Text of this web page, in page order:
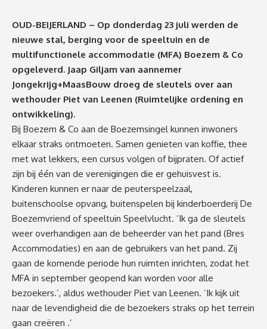
OUD-BEIJERLAND – Op donderdag 23 juli werden de
nieuwe stal, berging voor de speeltuin en de
multifunctionele accommodatie (MFA) Boezem & Co
opgeleverd. Jaap Giljam van aannemer
Jongekrijg+MaasBouw droeg de sleutels over aan
wethouder Piet van Leenen (Ruimtelijke ordening en
ontwikkeling).
Bij Boezem & Co aan de Boezemsingel kunnen inwoners
elkaar straks ontmoeten. Samen genieten van koffie, thee
met wat lekkers, een cursus volgen of bijpraten. Of actief
zijn bij één van de verenigingen die er gehuisvest is.
Kinderen kunnen er naar de peuterspeelzaal,
buitenschoolse opvang, buitenspelen bij kinderboerderij De
Boezemvriend of speeltuin Speelvlucht. ‘Ik ga de sleutels
weer overhandigen aan de beheerder van het pand (Bres
Accommodaties) en aan de gebruikers van het pand. Zij
gaan de komende periode hun ruimten inrichten, zodat het
MFA in september geopend kan worden voor alle
bezoekers.’, aldus wethouder Piet van Leenen. ‘Ik kijk uit
naar de levendigheid die de bezoekers straks op het terrein
gaan creëren .’